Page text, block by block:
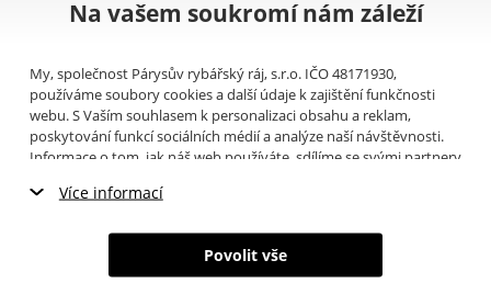
Na vašem soukromí nám záleží
My, společnost Párysův rybářský ráj, s.r.o. IČO 48171930,
používáme soubory cookies a další údaje k zajištění funkčnosti
webu. S Vaším souhlasem k personalizaci obsahu a reklam,
poskytování funkcí sociálních médií a analýze naší návštěvnosti.
Informace o tom, jak náš web používáte, sdílíme se svými partnery
můžete přečíst, jak tyto informace Google používá. Partneři tyto
poskytli nebo které získali v důsledku toho, že používáte jejich
služby. Tyto údaje zahrnují cookies, data z dalších úložišť, IP
Více informací
Nezbytné cookies
Marketingové cookies
Povolit vše